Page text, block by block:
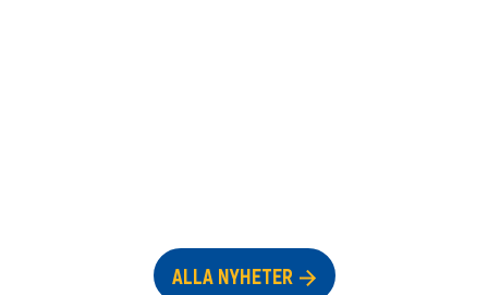
ALLA NYHETER